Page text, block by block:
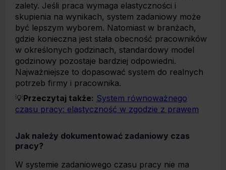
zalety. Jeśli praca wymaga elastyczności i
skupienia na wynikach, system zadaniowy może
być lepszym wyborem. Natomiast w branżach,
gdzie konieczna jest stała obecność pracowników
w określonych godzinach, standardowy model
godzinowy pozostaje bardziej odpowiedni.
Najważniejsze to dopasować system do realnych
potrzeb firmy i pracownika.
💡Przeczytaj także: System równoważnego
czasu pracy: elastyczność w zgodzie z prawem
Jak należy dokumentować zadaniowy czas
pracy?
W systemie zadaniowego czasu pracy nie ma